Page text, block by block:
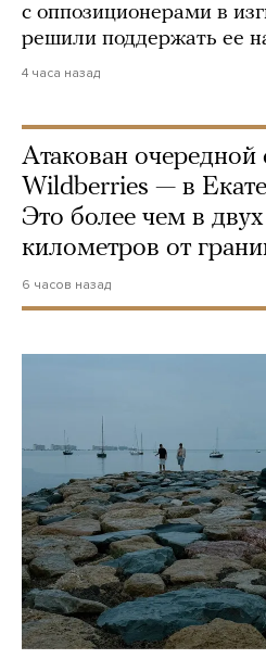
с оппозиционерами в
решили поддержать ее
4 часа назад
Атакован очередной
Wildberries — в
Это более чем в
километров от
6 часов назад